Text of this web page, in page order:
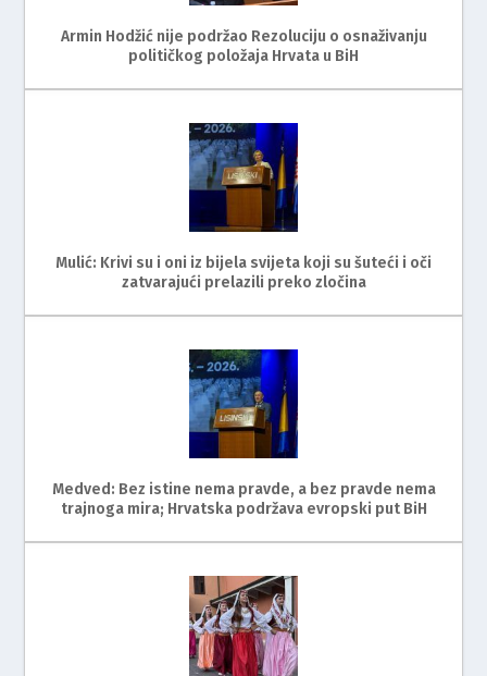
Armin Hodžić nije podržao Rezoluciju o osnaživanju
političkog položaja Hrvata u BiH
Mulić: Krivi su i oni iz bijela svijeta koji su šuteći i oči
zatvarajući prelazili preko zločina
Medved: Bez istine nema pravde, a bez pravde nema
trajnoga mira; Hrvatska podržava evropski put BiH